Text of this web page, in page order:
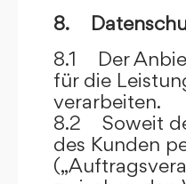
8.
8.1 Der
für die
verarbeiten.
8.2 Soweit
des Kunden